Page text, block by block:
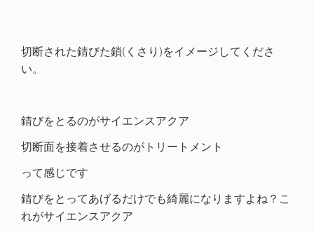
切断された錆びた鎖(くさり)をイメージしてくださ
い。
錆びをとるのがサイエンスアクア
切断面を接着させるのがトリートメント
って感じです
錆びをとってあげるだけでも綺麗になりますよね？こ
れがサイエンスアクア